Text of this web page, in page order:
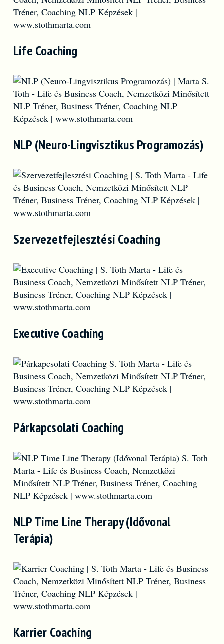
Life Coaching
NLP (Neuro-Lingvisztikus Programozás)
Szervezetfejlesztési Coaching
Executive Coaching
Párkapcsolati Coaching
NLP Time Line Therapy (Idővonal
Terápia)
Karrier Coaching